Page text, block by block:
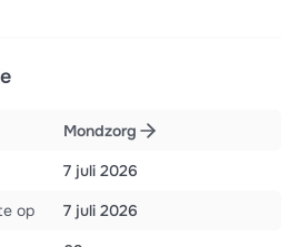
Mondzorg
7 juli 2026
op
7 juli 2026